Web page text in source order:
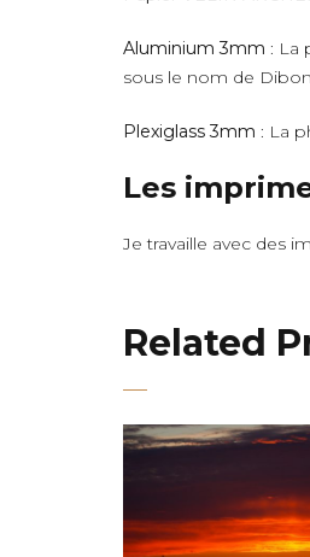
Aluminium 3mm : La
sous le nom de
Plexiglass 3mm : La
Les
Je travaille avec des
Related